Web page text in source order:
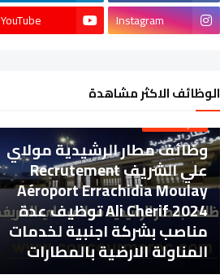
Instagram
YouTube
الوظائف الاكثر مشاهدة
الشركات الخاصة
وظائف مطار الرشيدية مولاي
علي الشريف Recrutement
Aéroport Errachidia Moulay
Ali Cherif 2024 توظيف عدة
مناصب بشركة اجنبية لخدمات
المناولة الارضية بالمطارات